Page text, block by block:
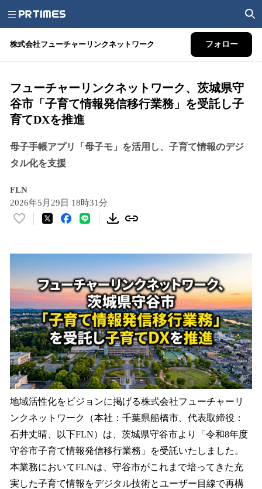
株式会社フューチャーリンクネットワーク フォロー
フューチャーリンクネットワーク、茨城県守
谷市「子育て情報発信移行業務」を受託し子
育てDXを推進
母子手帳アプリ「母子モ」を活用し、子育て情報のデジ
タル化を支援
FLN
2026年5月29日 18時31分
い
数
を
読
み
込
み
中
で
す
地域活性化をビジョンに掲げる株式会社フューチャーリ
ンクネットワーク（本社：千葉県船橋市、代表取締役：
石井丈晴、以下FLN）は、茨城県守谷市より「令和8年度
守谷市子育て情報発信移行業務」を受託いたしました。
本業務においてFLNは、守谷市がこれまで培ってきた充
実した子育て情報をデジタル技術とユーザー目線で再構